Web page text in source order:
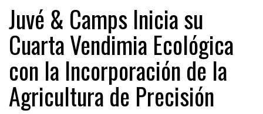
Juvé & Camps Inicia su
Cuarta Vendimia Ecológica
con la Incorporación de la
Agricultura de Precisión